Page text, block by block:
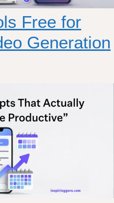
Free for
Generation